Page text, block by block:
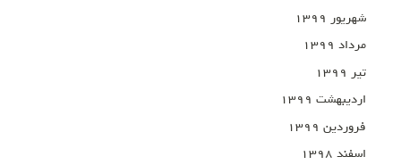
شهریور ۱۳۹۹
مرداد ۱۳۹۹
تیر ۱۳۹۹
اردیبهشت ۱۳۹۹
فروردین ۱۳۹۹
اسفند ۱۳۹۸